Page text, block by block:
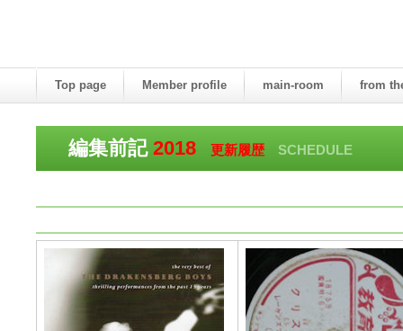
編集前記 2018 更新履歴 SCHEDULE
Top page Member profile main-room from